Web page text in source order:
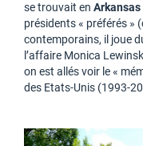
se trouvait en Arkansas
présidents « préférés »
contemporains, il joue
l’affaire Monica
on est allés voir le «
des Etats-Unis (1993-